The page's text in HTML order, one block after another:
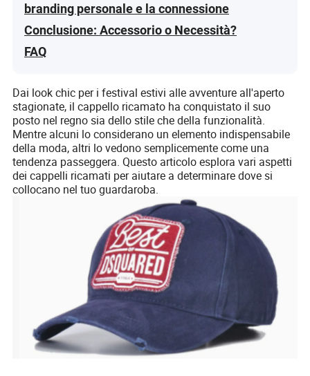
branding personale e la connessione
Conclusione: Accessorio o Necessità?
FAQ
Dai look chic per i festival estivi alle avventure all'aperto
stagionate, il cappello ricamato ha conquistato il suo
posto nel regno sia dello stile che della funzionalità.
Mentre alcuni lo considerano un elemento indispensabile
della moda, altri lo vedono semplicemente come una
tendenza passeggera. Questo articolo esplora vari aspetti
dei cappelli ricamati per aiutare a determinare dove si
collocano nel tuo guardaroba.